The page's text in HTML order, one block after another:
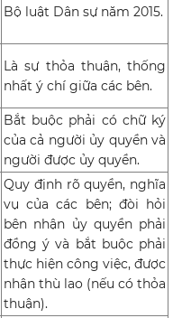
Bộ luật Dân sự năm 2015.
Là sự thỏa thuận, thống
nhất ý chí giữa các bên.
Bắt buộc phải có chữ ký
của cả người ủy quyền và
người được ủy quyền.
Quy định rõ quyền, nghĩa
vụ của các bên; đòi hỏi
bên nhận ủy quyền phải
đồng ý và bắt buộc phải
thực hiện công việc, được
nhận thù lao (nếu có thỏa
thuận).